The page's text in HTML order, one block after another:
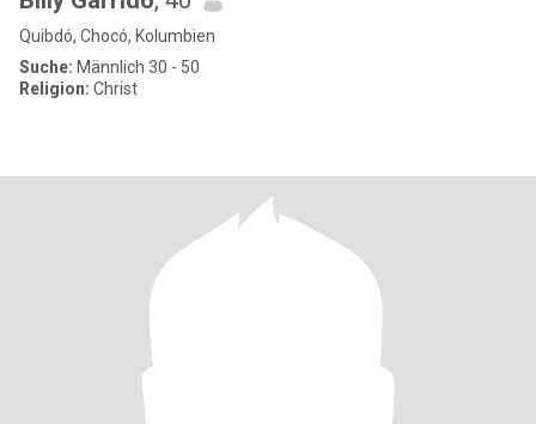
Quibdó, Chocó, Kolumbien
Suche: Männlich 30 - 50
Religion: Christ